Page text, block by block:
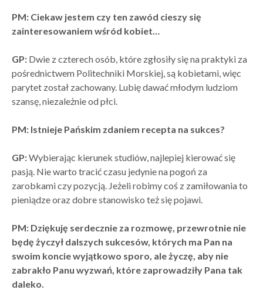
PM: Ciekaw jestem czy ten zawód cieszy się
zainteresowaniem wśród kobiet…
GP: Dwie z czterech osób, które zgłosiły się na praktyki za
pośrednictwem Politechniki Morskiej, są kobietami, więc
parytet został zachowany. Lubię dawać młodym ludziom
szansę, niezależnie od płci.
PM: Istnieje Pańskim zdaniem recepta na sukces?
GP:Wybierając kierunek studiów, najlepiej kierować się
pasją. Nie warto tracić czasu jedynie na pogoń za
zarobkami czy pozycją. Jeżeli robimy coś z zamiłowania to
pieniądze oraz dobre stanowisko też się pojawi.
PM: Dziękuję serdecznie za rozmowę, przewrotnie nie
będę życzył dalszych sukcesów, których ma Pan na
swoim koncie wyjątkowo sporo, ale życzę, aby nie
zabrakło Panu wyzwań, które zaprowadziły Pana tak
daleko.